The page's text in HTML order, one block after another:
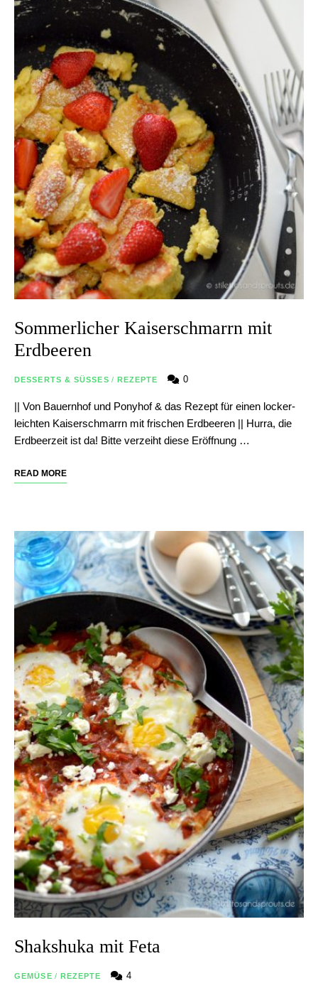
Sommerlicher Kaiserschmarrn mit
Erdbeeren
DESSERTS & SÜSSES / REZEPTE 0
|| Von Bauernhof und Ponyhof & das Rezept für einen locker-
leichten Kaiserschmarrn mit frischen Erdbeeren || Hurra, die
Erdbeerzeit ist da! Bitte verzeiht diese Eröffnung …
READ MORE
Shakshuka mit Feta
GEMÜSE / REZEPTE 4